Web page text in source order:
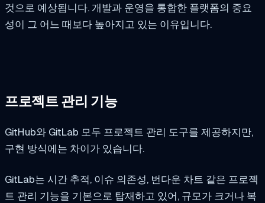
것으로 예상됩니다. 개발과 운영을 통합한 플랫폼의 중요
성이 그 어느 때보다 높아지고 있는 이유입니다.
프로젝트 관리 기능
GitHub와 GitLab 모두 프로젝트 관리 도구를 제공하지만,
구현 방식에는 차이가 있습니다.
GitLab는 시간 추적, 이슈 의존성, 번다운 차트 같은 프로젝
트 관리 기능을 기본으로 탑재하고 있어, 규모가 크거나 복